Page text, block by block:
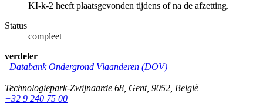
KI-k-2 heeft plaatsgevonden tijdens of na de afzetting.
Status
compleet
verdeler
Databank Ondergrond Vlaanderen (DOV)
Technologiepark-Zwijnaarde 68 Gent, 9052 België
+32 9 240 75 00